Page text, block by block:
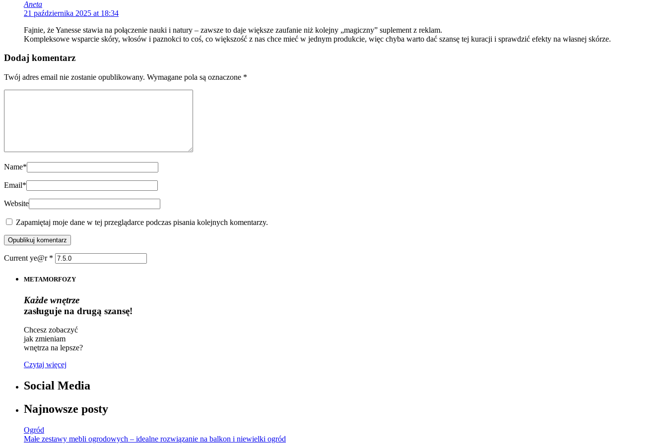
Aneta
21 października 2025 at 18:34
Fajnie, że Yanesse stawia na połączenie nauki i natury – zawsze to daje większe zaufanie niż kolejny „magiczny” suplement z reklam.
Kompleksowe wsparcie skóry, włosów i paznokci to coś, co większość z nas chce mieć w jednym produkcie, więc chyba warto dać szansę tej kuracji i sprawdzić efekty na własnej skórze.
Dodaj komentarz
Twój adres email nie zostanie opublikowany. Wymagane pola są oznaczone *
Name*
Email*
Website
Zapamiętaj moje dane w tej przeglądarce podczas pisania kolejnych komentarzy.
Current ye@r *
METAMORFOZY
Każde wnętrze
zasługuje na drugą szansę!
Chcesz zobaczyć
jak zmieniam
wnętrza na lepsze?
Czytaj więcej
Social Media
Najnowsze posty
Ogród
Małe zestawy mebli ogrodowych – idealne rozwiązanie na balkon i niewielki ogród